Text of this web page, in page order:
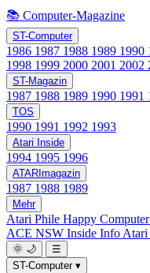
📚 Computer-Magazine
ST-Computer
1986 1987 1988 1989 1990
1998 1999 2000 2001 2002
ST-Magazin
1987 1988 1989 1990 1991
TOS
1990 1991 1992 1993
Atari Inside
1994 1995 1996
ATARImagazin
1987 1988 1989
Mehr
Atari Phile Happy Computer
ACE NSW Inside Info Atari
🌞 🌙
☰
ST-Computer ▾